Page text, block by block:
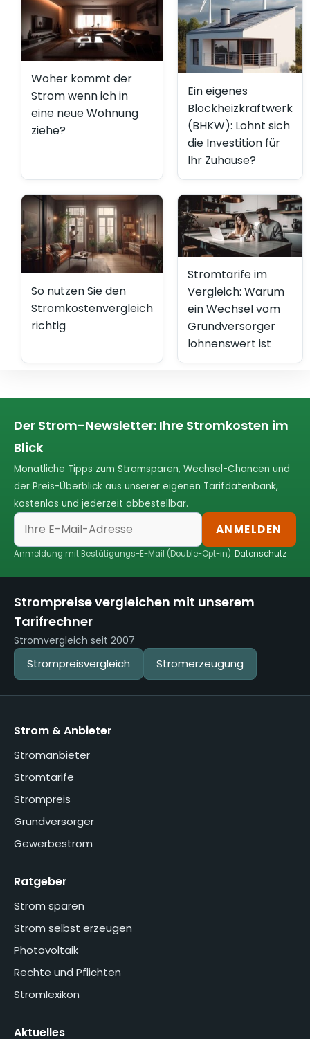
Woher kommt der
Strom wenn ich in
eine neue Wohnung
ziehe?
Ein eigenes
Blockheizkraftwerk
(BHKW): Lohnt sich
die Investition für
Ihr Zuhause?
So nutzen Sie den
Stromkostenvergleich
richtig
Stromtarife im
Vergleich: Warum
ein Wechsel vom
Grundversorger
lohnenswert ist
Der Strom-Newsletter: Ihre Stromkosten im
Blick
Monatliche Tipps zum Stromsparen, Wechsel-Chancen und
der Preis-Überblick aus unserer eigenen Tarifdatenbank,
kostenlos und jederzeit abbestellbar.
ANMELDEN
Anmeldung mit Bestätigungs-E-Mail (Double-Opt-in).Datenschutz
Strompreise vergleichen mit unserem
Tarifrechner
Stromvergleich seit 2007
Strompreisvergleich Stromerzeugung
Strom & Anbieter
Stromanbieter
Stromtarife
Strompreis
Grundversorger
Gewerbestrom
Ratgeber
Strom sparen
Strom selbst erzeugen
Photovoltaik
Rechte und Pflichten
Stromlexikon
Aktuelles